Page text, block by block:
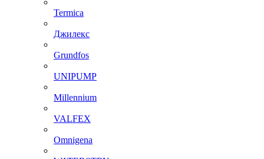
Termica
Джилекс
Grundfos
UNIPUMP
Millennium
VALFEX
Omnigena